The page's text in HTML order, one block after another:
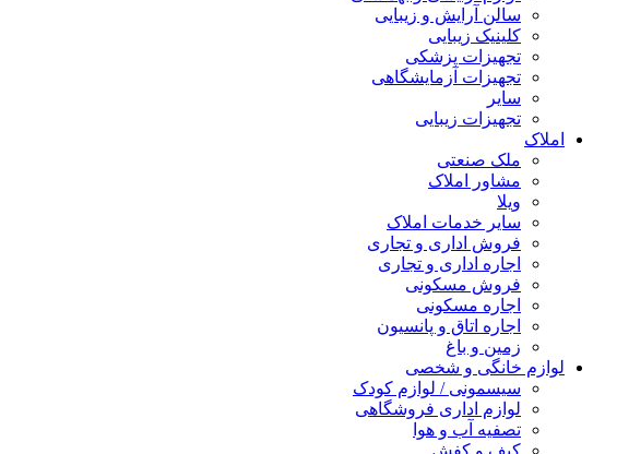
سالن آرایش و زیبایی
کلینیک زیبایی
تجهیزات پزشکی
تجهیزات آزمایشگاهی
سایر
تجهیزات زیبایی
املاک
ملک صنعتی
مشاور املاک
ویلا
سایر خدمات املاک
فروش اداری و تجاری
اجاره اداری و تجاری
فروش مسکونی
اجاره مسکونی
اجاره اتاق و پانسیون
زمین و باغ
لوازم خانگی و شخصی
سیسمونی / لوازم کودک
لوازم اداری فروشگاهی
تصفیه آب و هوا